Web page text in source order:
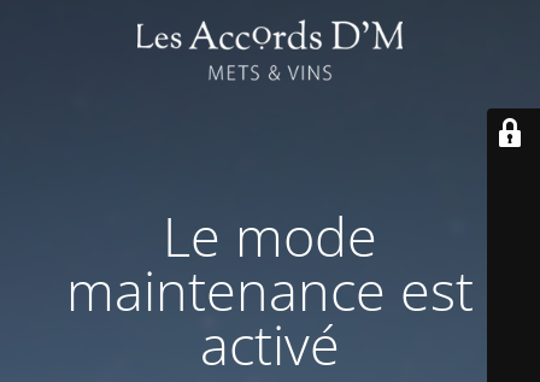
Le mode
maintenance est
activé